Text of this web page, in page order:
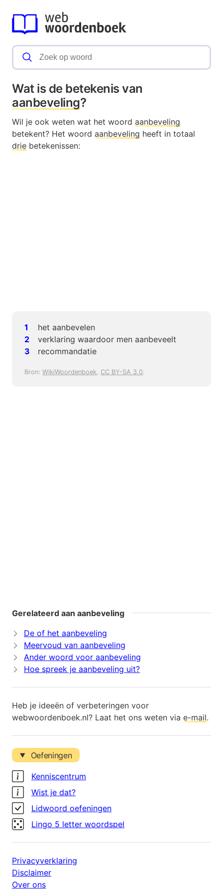
Wat is de betekenis van
aanbeveling?
Wil je ook weten wat het woord aanbeveling
betekent? Het woord aanbeveling heeft in totaal
drie betekenissen:
het aanbevelen
verklaring waardoor men aanbeveelt
recommandatie
Bron: WikiWoordenboek, CC BY-SA 3.0.
Gerelateerd aan aanbeveling
De of het aanbeveling
Meervoud van aanbeveling
Ander woord voor aanbeveling
Hoe spreek je aanbeveling uit?
Heb je ideeën of verbeteringen voor
webwoordenboek.nl? Laat het ons weten via e-mail.
Oefeningen
Kenniscentrum
Wist je dat?
Lidwoord oefeningen
Lingo 5 letter woordspel
Privacyverklaring
Disclaimer
Over ons